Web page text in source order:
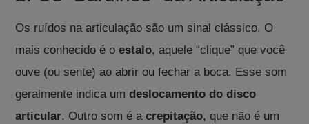
Os ruídos na articulação são um sinal clássico. O
mais conhecido é oestalo, aquele “clique” que você
ouve (ou sente) ao abrir ou fechar a boca. Esse som
geralmente indica umdeslocamento do disco
articular. Outro som é acrepitação, que não é um